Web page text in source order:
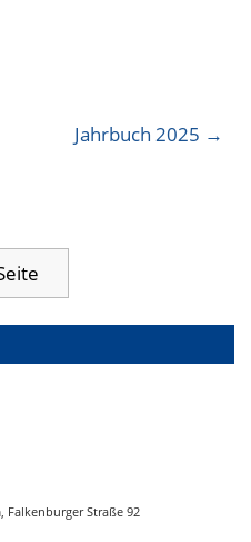
Jahrbuch 2025
Falkenburger Straße 92